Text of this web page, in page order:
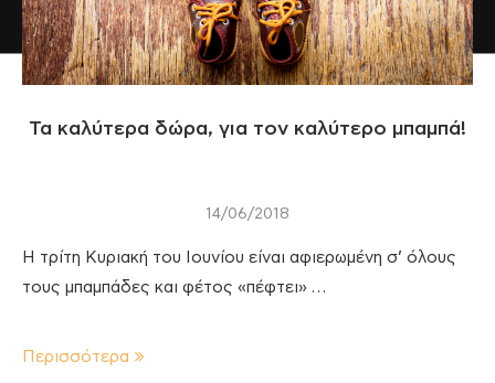
Τα καλύτερα δώρα, για τον καλύτερο μπαμπά!
14/06/2018
Η τρίτη Κυριακή του Ιουνίου είναι αφιερωμένη σ’ όλους
τους μπαμπάδες και φέτος «πέφτει» …
Περισσότερα